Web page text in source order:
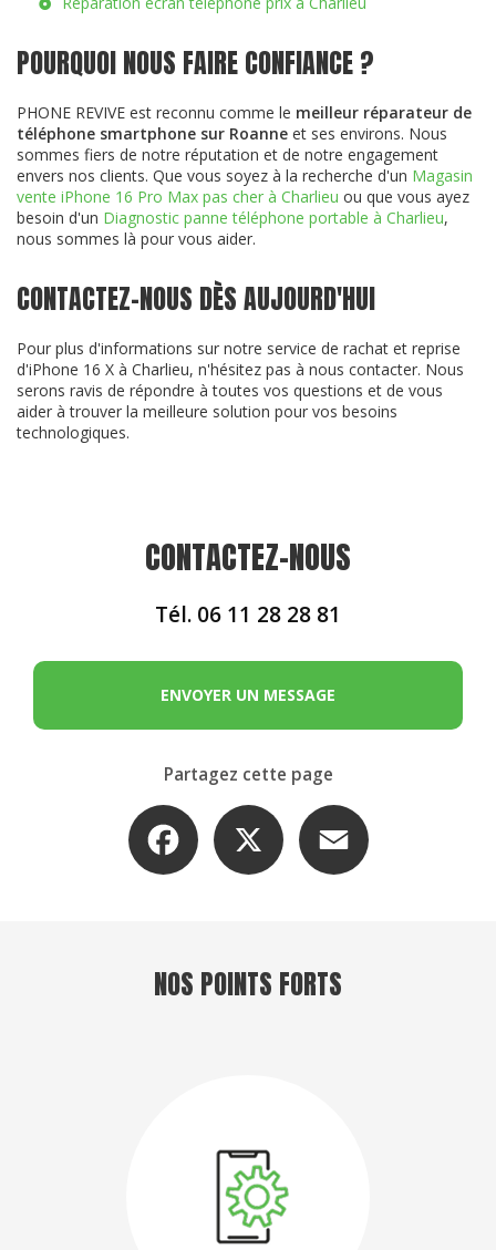
POURQUOI NOUS FAIRE CONFIANCE ?
PHONE REVIVE est reconnu comme le meilleur réparateur de
téléphone smartphone sur Roanne et ses environs. Nous
sommes fiers de notre réputation et de notre engagement
envers nos clients. Que vous soyez à la recherche d'un Magasin
vente iPhone 16 Pro Max pas cher à Charlieu ou que vous ayez
besoin d'un Diagnostic panne téléphone portable à Charlieu,
nous sommes là pour vous aider.
CONTACTEZ-NOUS DÈS AUJOURD'HUI
Pour plus d'informations sur notre service de rachat et reprise
d'iPhone 16 X à Charlieu, n'hésitez pas à nous contacter. Nous
serons ravis de répondre à toutes vos questions et de vous
aider à trouver la meilleure solution pour vos besoins
technologiques.
CONTACTEZ-NOUS
Tél. 06 11 28 28 81
ENVOYER UN MESSAGE
Partagez cette page
Facebook
NOS POINTS FORTS